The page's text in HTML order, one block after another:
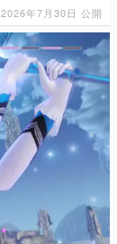
2026年7月30日 公開